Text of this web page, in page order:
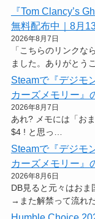
『Tom Clancy’s
無料配布中｜8月
2026年8月7日
「こちらのリンクな
ました。ありがとう
Steamで『デジモ
カーズメモリー』
2026年8月7日
あれ? メモには「お
$4 ! と思っ…
Steamで『デジモ
カーズメモリー』
2026年8月6日
DB見ると元々はおま
→また解禁って流れ